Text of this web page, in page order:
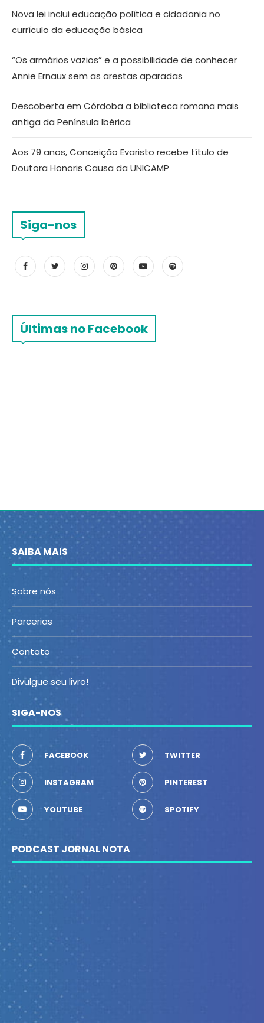
Nova lei inclui educação política e cidadania no
currículo da educação básica
“Os armários vazios” e a possibilidade de conhecer
Annie Ernaux sem as arestas aparadas
Descoberta em Córdoba a biblioteca romana mais
antiga da Península Ibérica
Aos 79 anos, Conceição Evaristo recebe título de
Doutora Honoris Causa da UNICAMP
Siga-nos
Últimas no Facebook
SAIBA MAIS
Sobre nós
Parcerias
Contato
Divulgue seu livro!
SIGA-NOS
FACEBOOK TWITTER
INSTAGRAM PINTEREST
YOUTUBE SPOTIFY
PODCAST JORNAL NOTA